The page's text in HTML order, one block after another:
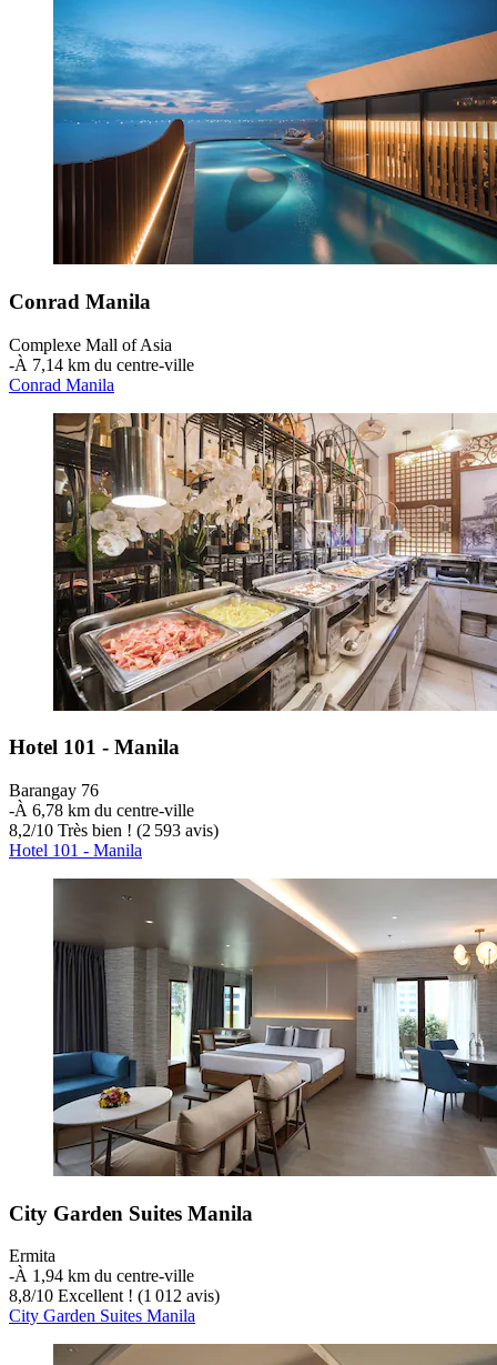
Conrad Manila
Complexe Mall of Asia
‐À 7,14 km du centre-ville
Conrad Manila
Hotel 101 - Manila
Barangay 76
‐À 6,78 km du centre-ville
8,2/10 Très bien ! (2 593 avis)
Hotel 101 - Manila
City Garden Suites Manila
Ermita
‐À 1,94 km du centre-ville
8,8/10 Excellent ! (1 012 avis)
City Garden Suites Manila